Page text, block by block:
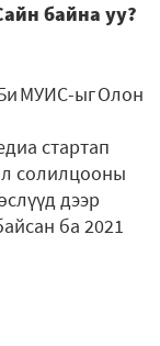
байна уу?
МУИС-ыг Олон
стартап
солилцооны
дээр
ба 2021